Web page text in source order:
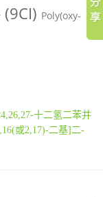
Poly(oxy-
十二氢二苯并
或2,17)-二基]二-